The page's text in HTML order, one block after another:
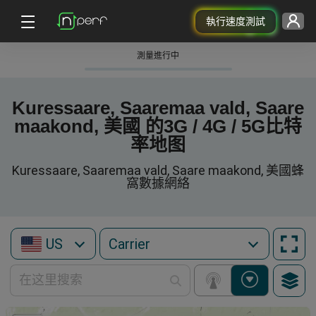
執行速度測試
測量進行中
Kuressaare, Saaremaa vald, Saare
maakond, 美國 的3G / 4G / 5G比特
率地图
Kuressaare, Saaremaa vald, Saare maakond, 美國蜂
窩數據網絡
US